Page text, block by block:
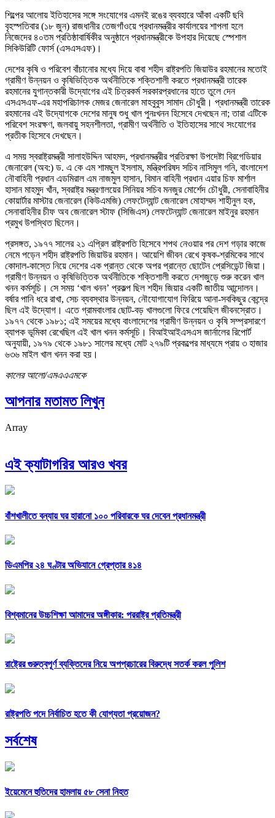
শিল্পের আলোয় ইতিহাসের সঙ্গে সংযোগের এমনই রঙের ব্যবহারে আঁকা একটি ছবি
বৃহস্পতিবার (১৮ জুন) রাজধানীর তেজগাঁওয়ে প্রধানমন্ত্রীর কার্যালয়ের শাপলা হলে
নিজেদের ৪০তম প্রতিষ্ঠাবার্ষিকীর অনুষ্ঠানে প্রধানমন্ত্রীকে উপহার দিয়েছে স্পেশাল
সিকিউরিটি ফোর্স (এসএসএফ)।
দেশের কৃষি ও পরিবেশ বাঁচানোর মধ্যে দিয়ে বাবা শহীদ রাষ্ট্রপতি জিয়াউর রহমানের মতোই
গ্রামীণ উন্নয়ন ও কৃষিভিত্তিক অর্থনীতিকে শক্তিশালী করতে প্রধানমন্ত্রী তারেক
রহমানের যুগান্তকারী উদ্যোগের এই চিত্রকর্ম সরকারপ্রধানের হাতে তুলে দেন
এসএসএফ-এর মহাপরিচালক মেজর জেনারেল মাহবুবুস সামাদ চৌধুরী। প্রধানমন্ত্রী তারেক
রহমানের এই উদ্যোগকে দেশের মানুষ শুধু খাল পুনঃখনন হিসেবে দেখছেন না; তারা এটিকে
পরিবেশ সংরক্ষণ, জলবায়ু সহনশীলতা, গ্রামীণ অর্থনীতি ও ইতিহাসের সাথে সংযোগের
প্রতীক হিসেবে দেখছেন।
এ সময় স্বরাষ্ট্রমন্ত্রী সালাহউদ্দিন আহমদ, প্রধানমন্ত্রীর প্রতিরক্ষা উপদেষ্টা ব্রিগেডিয়ার
জেনারেল (অব:) ড. এ কে এম শামছুল ইসলাম, মন্ত্রিপরিষদ সচিব নাসিমুল গনি, বাংলাদেশ
নৌবাহিনী প্রধান এডমিরাল এম নাজমুল হাসান, বিমান বাহিনী প্রধান এয়ার চিফ মার্শাল
হাসান মাহমুদ খাঁন, স্বরাষ্ট্র মন্ত্রণালয়ের সিনিয়র সচিব মনজুর মোর্শেদ চৌধুরী, সেনাবাহিনীর
কোয়ার্টার মাস্টার জেনারেল (কিউএমজি) লেফটেন্যান্ট জেনারেল মোহাম্মদ শাহীনুল হক,
সেনাবাহিনীর চীফ অব জেনারেল স্টাফ (সিজিএস) লেফটেন্যান্ট জেনারেল মাইনুর রহমান
প্রমুখ উপস্থিত ছিলেন।
প্রসঙ্গত, ১৯৭৭ সালের ২১ এপ্রিল রাষ্ট্রপতি হিসেবে শপথ নেওয়ার পর দেশ গড়ার কাজে
নেমে পড়েন শহীদ রাষ্ট্রপতি জিয়াউর রহমান। আয়েশি জীবন রেখে কৃষক-শ্রমিকের সাথে
কোদাল-কাস্তে নিয়ে দেশের এক প্রান্ত থেকে অপর প্রান্তে ছোটেন প্রেসিডেন্ট জিয়া।
গ্রামীণ উন্নয়ন ও কৃষিভিত্তিক অর্থনীতিকে শক্তিশালী করতে দেশজুড়ে শুরু করেন খাল
খনন কর্মসূচি। সে সময় ‘খাল খনন’ প্রকল্প ছিল শহীদ জিয়ার একটি জাতীয় আন্দোলন।
বর্ষার পানি ধরে রাখা, সেচ ব্যবস্থার উন্নয়ন, নৌযোগাযোগ ফিরিয়ে আনা-সবকিছুর কেন্দ্রে
ছিল এই উদ্যোগ। এতে গ্রামবাংলার ছোট-বড় খালগুলো ফিরে পেয়েছিল জীবনস্রোত।
১৯৭৭ থেকে ১৯৮১; এই সময়ের মধ্যে বাংলাদেশের গ্রামীণ উন্নয়ন ও কৃষি সম্প্রসারণে
ব্যাপক ভূমিকা রেখেছিল এই খাল খনন কর্মসূচি। বিআইআইএসএস জার্নালের রিপোর্ট
অনুযায়ী, ১৯৭৯ থেকে ১৯৮১ সালের মধ্যে মোট ২৭৯টি প্রকল্পের মাধ্যমে প্রায় ৩ হাজার
৬৩৬ মাইল খাল খনন করা হয়।
কালের আলো/এমএএএমকে
আপনার মতামত লিখুন
Array
এই ক্যাটাগরির আরও খবর
বাঁশখালীতে বন্যায় ঘর হারানো ১০০ পরিবারকে ঘর দেবেন প্রধানমন্ত্রী
ডিএমপির ২৪ ঘণ্টার অভিযানে গ্রেপ্তার ৪১৪
বিশ্বমানের উচ্চশিক্ষা আমাদের অঙ্গীকার: পররাষ্ট্র প্রতিমন্ত্রী
রাষ্ট্রের গুরুত্বপূর্ণ ব্যক্তিদের নিয়ে অপপ্রচারের বিরুদ্ধে সতর্ক করল পুলিশ
রাষ্ট্রপতি পদে নির্বাচিত হতে কী যোগ্যতা প্রয়োজন?
সর্বশেষ
ইয়েমেনে হুতিদের হামলায় ৫৮ সেনা নিহত